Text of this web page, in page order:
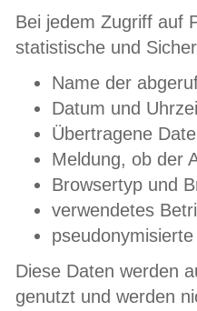
Bei jedem Zugriff auf
statistische und
Name der
Datum und
Übertragene
Meldung, ob der
Browsertyp und
verwendetes
Diese Daten werden
genutzt und werden